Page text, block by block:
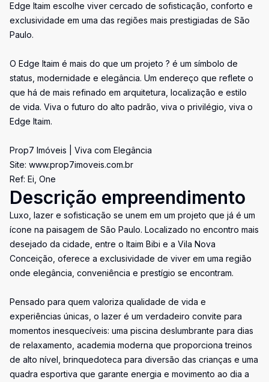
Edge Itaim escolhe viver cercado de sofisticação, conforto e
exclusividade em uma das regiões mais prestigiadas de São
Paulo.
O Edge Itaim é mais do que um projeto ? é um símbolo de
status, modernidade e elegância. Um endereço que reflete o
que há de mais refinado em arquitetura, localização e estilo
de vida. Viva o futuro do alto padrão, viva o privilégio, viva o
Edge Itaim.
Prop7 Imóveis | Viva com Elegância
Site: www.prop7imoveis.com.br
Ref: Ei, One
Descrição empreendimento
Luxo, lazer e sofisticação se unem em um projeto que já é um
ícone na paisagem de São Paulo. Localizado no encontro mais
desejado da cidade, entre o Itaim Bibi e a Vila Nova
Conceição, oferece a exclusividade de viver em uma região
onde elegância, conveniência e prestígio se encontram.
Pensado para quem valoriza qualidade de vida e
experiências únicas, o lazer é um verdadeiro convite para
momentos inesquecíveis: uma piscina deslumbrante para dias
de relaxamento, academia moderna que proporciona treinos
de alto nível, brinquedoteca para diversão das crianças e uma
quadra esportiva que garante energia e movimento ao dia a